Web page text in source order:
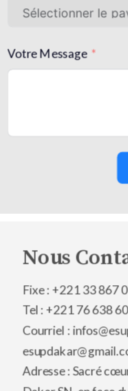
Votre Message
Nous
Fixe : +221 33 867
Tel : +221 76 638
Courriel :
Adresse : Sacré